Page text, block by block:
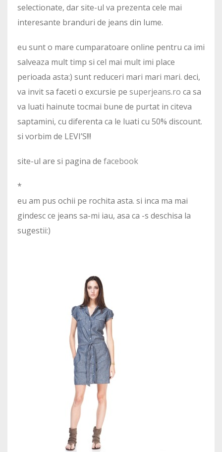
selectionate, dar site-ul va prezenta cele mai
interesante branduri de jeans din lume.
eu sunt o mare cumparatoare online pentru ca imi
salveaza mult timp si cel mai mult imi place
perioada asta:) sunt reduceri mari mari mari. deci,
va invit sa faceti o excursie pe superjeans.ro ca sa
va luati hainute tocmai bune de purtat in citeva
saptamini, cu diferenta ca le luati cu 50% discount.
si vorbim de LEVI’S!!!
site-ul are si pagina de facebook
*
eu am pus ochii pe rochita asta. si inca ma mai
gindesc ce jeans sa-mi iau, asa ca -s deschisa la
sugestii:)